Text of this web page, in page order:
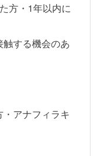
方・1年以内に
する機会のあ
アナフィラキ